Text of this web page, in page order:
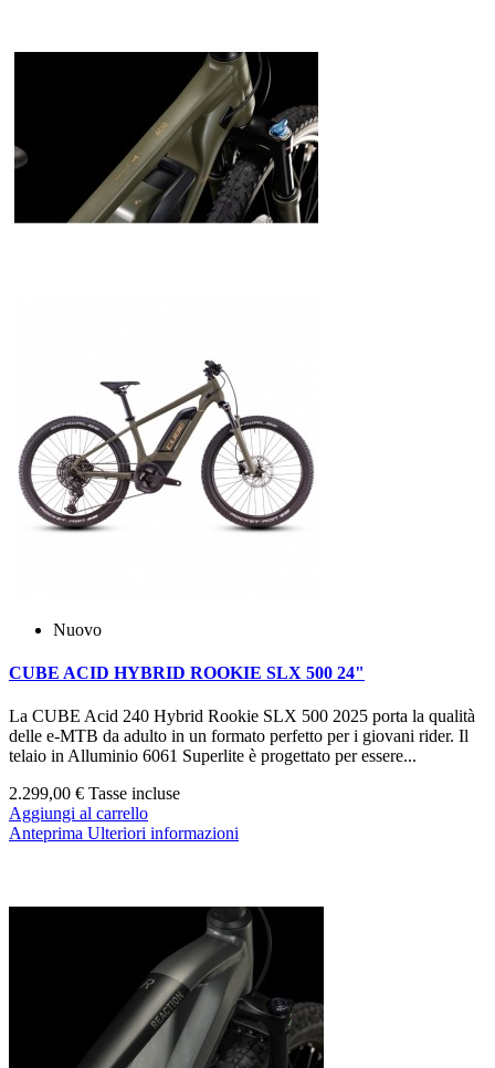
Nuovo
CUBE ACID HYBRID ROOKIE SLX 500 24"
La CUBE Acid 240 Hybrid Rookie SLX 500 2025 porta la qualità
delle e‑MTB da adulto in un formato perfetto per i giovani rider. Il
telaio in Alluminio 6061 Superlite è progettato per essere...
2.299,00 € Tasse incluse
Aggiungi al carrello
Anteprima Ulteriori informazioni